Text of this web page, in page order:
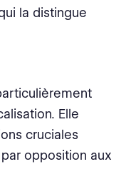
la distingue
Elle
cruciales
opposition aux